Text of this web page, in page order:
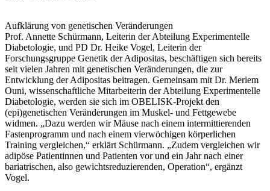
Aufklärung von genetischen Veränderungen
Prof. Annette Schürmann, Leiterin der Abteilung Experimentelle
Diabetologie, und PD Dr. Heike Vogel, Leiterin der
Forschungsgruppe Genetik der Adipositas, beschäftigen sich bereits
seit vielen Jahren mit genetischen Veränderungen, die zur
Entwicklung der Adipositas beitragen. Gemeinsam mit Dr. Meriem
Ouni, wissenschaftliche Mitarbeiterin der Abteilung Experimentelle
Diabetologie, werden sie sich im OBELISK-Projekt den
(epi)genetischen Veränderungen im Muskel- und Fettgewebe
widmen. „Dazu werden wir Mäuse nach einem intermittierenden
Fastenprogramm und nach einem vierwöchigen körperlichen
Training vergleichen,“ erklärt Schürmann. „Zudem vergleichen wir
adipöse Patientinnen und Patienten vor und ein Jahr nach einer
bariatrischen, also gewichtsreduzierenden, Operation“, ergänzt
Vogel.